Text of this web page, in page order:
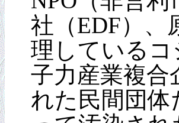
社（EDF）、
理しているコ
子力産業複合
れた民間団